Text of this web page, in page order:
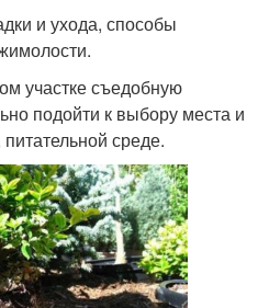
и ухода, способы
участке съедобную
подойти к выбору места и
среде.